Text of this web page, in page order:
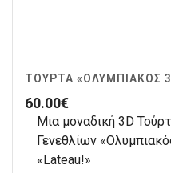
ΤΟΎΡΤΑ «ΟΛΥΜΠΙΑΚΌΣ
60.00€
Μια μοναδική 3D
Γενεθλίων
«Lateau!»